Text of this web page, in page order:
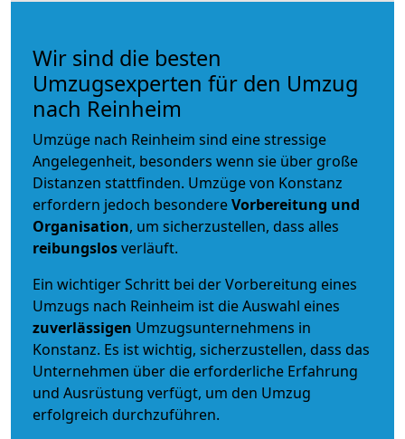
Wir sind die besten
Umzugsexperten für den Umzug
nach Reinheim
Umzüge nach Reinheim sind eine stressige
Angelegenheit, besonders wenn sie über große
Distanzen stattfinden. Umzüge von Konstanz
erfordern jedoch besondereVorbereitung und
Organisation, um sicherzustellen, dass alles
reibungslosverläuft.
Ein wichtiger Schritt bei der Vorbereitung eines
Umzugs nach Reinheim ist die Auswahl eines
zuverlässigen Umzugsunternehmens in
Konstanz. Es ist wichtig, sicherzustellen, dass das
Unternehmen über die erforderliche Erfahrung
und Ausrüstung verfügt, um den Umzug
erfolgreich durchzuführen.